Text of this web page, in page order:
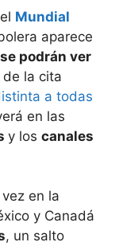
Mundial
aparece
podrán ver
la cita
a todas
en las
y los canales
en la
y Canadá
, un salto